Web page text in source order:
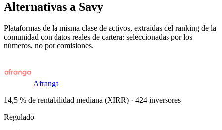
Alternativas a Savy
Plataformas de la misma clase de activos, extraídas del ranking de la
comunidad con datos reales de cartera: seleccionadas por los
números, no por comisiones.
Afranga
14,5 % de rentabilidad mediana (XIRR) · 424 inversores
Regulado